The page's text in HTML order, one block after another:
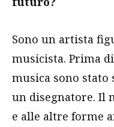
Sono un artista
musicista. Prima
musica sono stato
un disegnatore. Il
e alle altre forme